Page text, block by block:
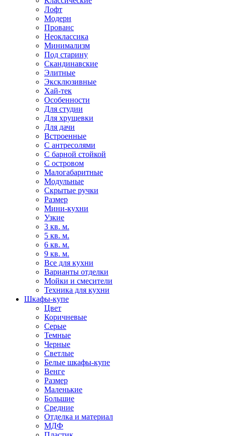
Лофт
Модерн
Прованс
Неоклассика
Минимализм
Под старину
Скандинавские
Элитные
Эксклюзивные
Хай-тек
Особенности
Для студии
Для хрущевки
Для дачи
Встроенные
С антресолями
С барной стойкой
С островом
Малогабаритные
Модульные
Скрытые ручки
Размер
Мини-кухни
Узкие
3 кв. м.
5 кв. м.
6 кв. м.
9 кв. м.
Все для кухни
Варианты отделки
Мойки и смесители
Техника для кухни
Шкафы-купе
Цвет
Коричневые
Серые
Темные
Черные
Светлые
Белые шкафы-купе
Венге
Размер
Маленькие
Большие
Средние
Отделка и материал
МДФ